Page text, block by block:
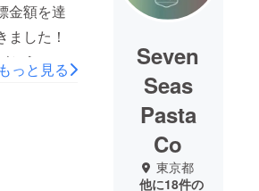
金額を達
ました！
とうござ
すが、
して、11
もっと見る
Seven
Seas
Pasta
Co
東京都
他に18件の